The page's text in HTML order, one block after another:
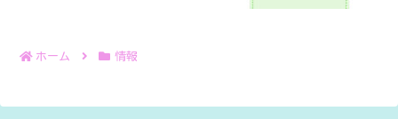
ホーム 情報